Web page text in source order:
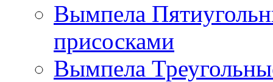
Вымпела
присосками
Вымпела